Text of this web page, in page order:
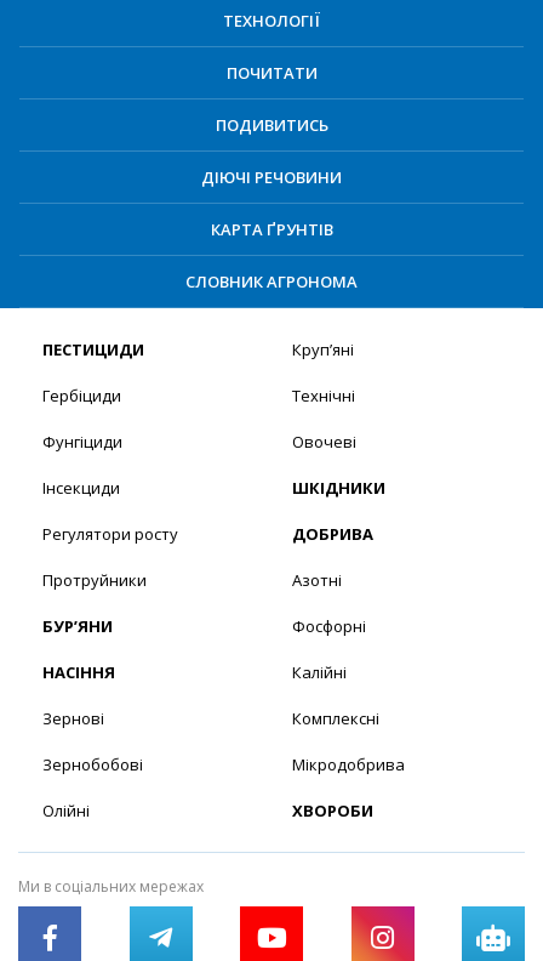
ТЕХНОЛОГІЇ
ПОЧИТАТИ
ПОДИВИТИСЬ
ДІЮЧІ РЕЧОВИНИ
КАРТА ҐРУНТІВ
СЛОВНИК АГРОНОМА
ПЕСТИЦИДИ
Гербіциди
Фунгіциди
Інсекциди
Регулятори росту
Протруйники
БУР’ЯНИ
НАСІННЯ
Зернові
Зернобобові
Олійні
Круп’яні
Технічні
Овочеві
ШКІДНИКИ
ДОБРИВА
Азотні
Фосфорні
Калійні
Комплексні
Мікродобрива
ХВОРОБИ
Ми в соціальних мережах